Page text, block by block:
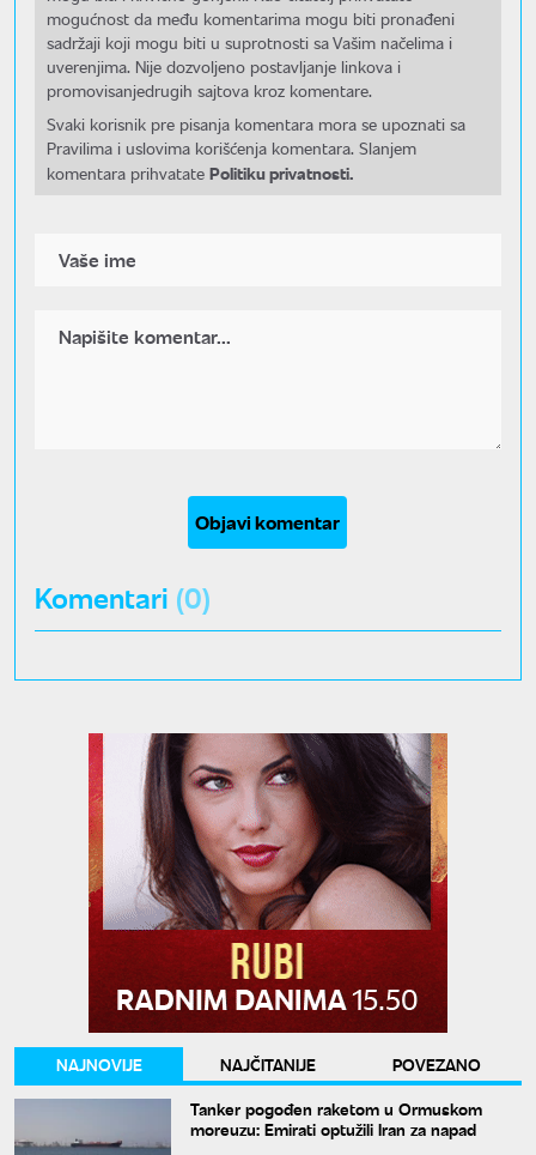
mogućnost da među komentarima mogu biti pronađeni
sadržaji koji mogu biti u suprotnosti sa Vašim načelima i
uverenjima. Nije dozvoljeno postavljanje linkova i
promovisanjedrugih sajtova kroz komentare.
Svaki korisnik pre pisanja komentara mora se upoznati sa
Pravilima i uslovima korišćenja komentara. Slanjem
komentara prihvatate Politiku privatnosti.
Objavi komentar
Komentari (0)
NAJNOVIJE NAJČITANIJE
POVEZANO
Tanker pogođen raketom u Ormuskom
moreuzu: Emirati optužili Iran za napad